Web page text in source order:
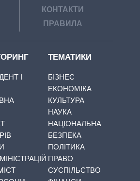
КОНТАКТИ
ПРАВИЛА
І
ТЕМАТИКИ
БІЗНЕС
ЕКОНОМІКА
КУЛЬТУРА
НАУКА
НАЦІОНАЛЬНА
БЕЗПЕКА
ПОЛІТИКА
ПРАВО
СУСПІЛЬСТВО